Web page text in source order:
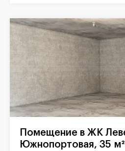
Южнопортовая, 35 м²